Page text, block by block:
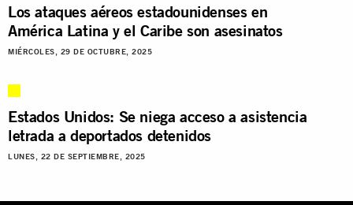
Los ataques aéreos estadounidenses en
América Latina y el Caribe son asesinatos
MIÉRCOLES, 29 DE OCTUBRE, 2025
Estados Unidos: Se niega acceso a asistencia
letrada a deportados detenidos
LUNES, 22 DE SEPTIEMBRE, 2025